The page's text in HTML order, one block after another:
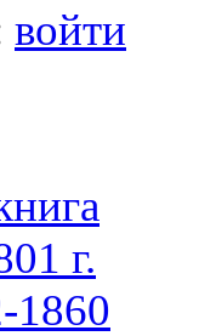
войти
г.
1860